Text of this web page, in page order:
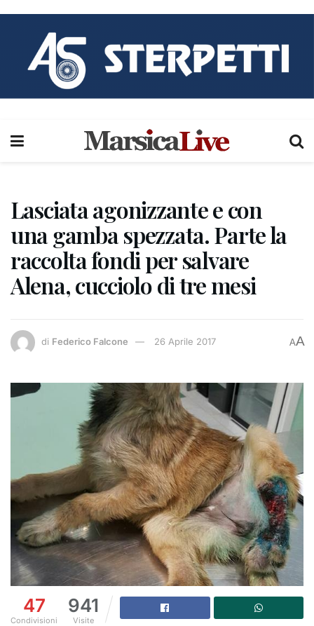
Lasciata agonizzante e con
una gamba spezzata. Parte la
raccolta fondi per salvare
Alena, cucciolo di tre mesi
di Federico Falcone 26 Aprile 2017 AA
47
Condivisioni
941
Visite